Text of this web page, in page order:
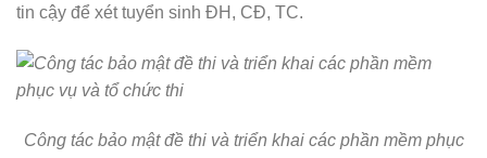
tin cậy để xét tuyển sinh ĐH, CĐ, TC.
Công tác bảo mật đề thi và triển khai các phần mềm phục